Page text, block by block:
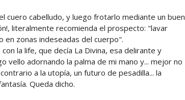
cuero cabelludo, y luego frotarlo mediante un buen
literalmente recomienda el prospecto: "lavar
en zonas indeseadas del cuerpo".
la life, que decía La Divina, esa delirante y
vello adornando la palma de mi mano y... mejor no
a la utopía, un futuro de pesadilla... la
Queda dicho.